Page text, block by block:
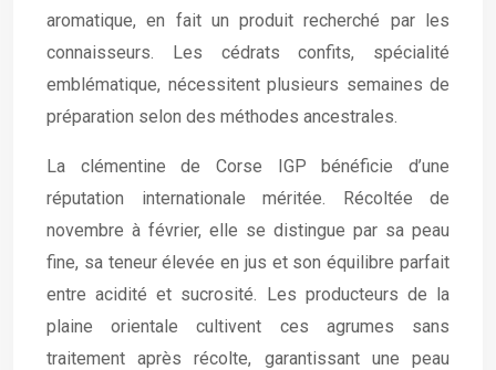
aromatique, en fait un produit recherché par les
connaisseurs. Les cédrats confits, spécialité
emblématique, nécessitent plusieurs semaines de
préparation selon des méthodes ancestrales.
La clémentine de Corse IGP bénéficie d’une
réputation internationale méritée. Récoltée de
novembre à février, elle se distingue par sa peau
fine, sa teneur élevée en jus et son équilibre parfait
entre acidité et sucrosité. Les producteurs de la
plaine orientale cultivent ces agrumes sans
traitement après récolte, garantissant une peau